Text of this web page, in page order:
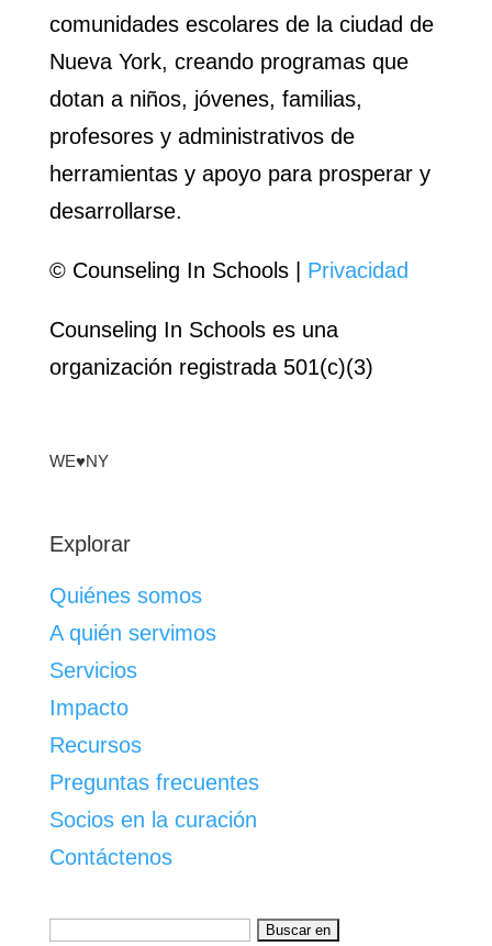
comunidades escolares de la ciudad de
Nueva York, creando programas que
dotan a niños, jóvenes, familias,
profesores y administrativos de
herramientas y apoyo para prosperar y
desarrollarse.
© Counseling In Schools | Privacidad
Counseling In Schools es una
organización registrada 501(c)(3)
WE♥NY
Explorar
Quiénes somos
A quién servimos
Servicios
Impacto
Recursos
Preguntas frecuentes
Socios en la curación
Contáctenos
Buscar: